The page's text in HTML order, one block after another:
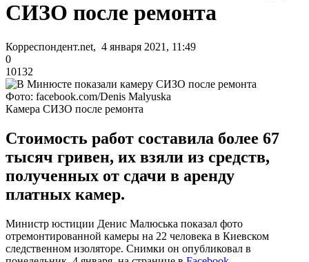
СИЗО после ремонта
Корреспондент.net, 4 января 2021, 11:49
0
10132
Фото: facebook.com/Denis Malyuska
Камера СИЗО после ремонта
Стоимость работ составила более 67
тысяч гривен, их взяли из средств,
полученных от сдачи в аренду
платных камер.
Министр юстиции Денис Малюська показал фото
отремонтированной камеры на 22 человека в Киевском
следственном изоляторе. Снимки он опубликовал в